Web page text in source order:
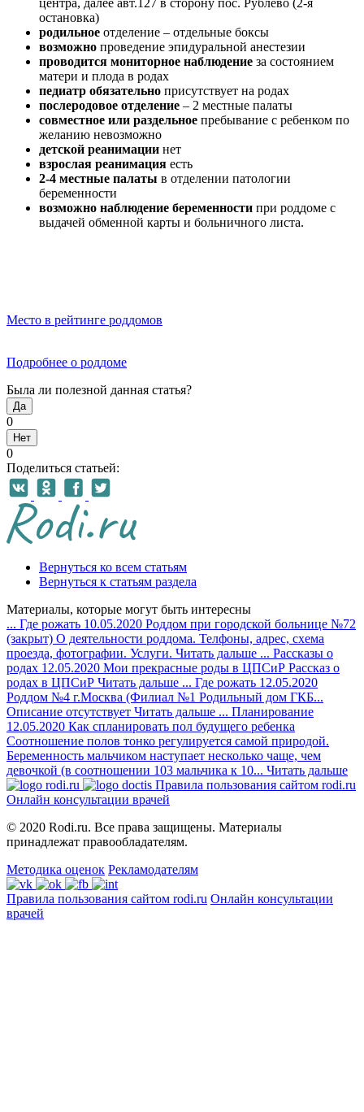
остановка)
родильное отделение – отдельные боксы
возможно проведение эпидуральной анестезии
проводится мониторное наблюдение за состоянием
матери и плода в родах
педиатр обязательно присутствует на родах
послеродовое отделение – 2 местные палаты
совместное или раздельное пребывание с ребенком по
желанию невозможно
детской реанимации нет
взрослая реанимация есть
2-4 местные палаты в отделении патологии
беременности
возможно наблюдение беременности при роддоме с
выдачей обменной карты и больничного листа.
Место в рейтинге роддомов
Подробнее о роддоме
Была ли полезной данная статья?
Да
0
Нет
0
Поделиться статьей:
Вернуться ко всем статьям
Вернуться к статьям раздела
Материалы, которые могут быть интересны
... Где рожать 10.05.2020 Роддом при городской больнице №72
(закрыт) О деятельности роддома. Телфоны, адрес, схема
проезда, фотографии. Услуги. Читать дальше ... Рассказы о
родах 12.05.2020 Мои прекрасные роды в ЦПСиР Рассказ о
родах в ЦПСиР Читать дальше ... Где рожать 12.05.2020
Роддом №4 г.Москва (Филиал №1 Родильный дом ГКБ...
Описание отсутствует Читать дальше ... Планирование
12.05.2020 Как спланировать пол будущего ребенка
Соотношение полов тонко регулируется самой природой.
Беременность мальчиком наступает несколько чаще, чем
девочкой (в соотношении 103 мальчика к 10... Читать дальше
Правила пользования сайтом rodi.ru
Онлайн консультации врачей
© 2020 Rodi.ru. Все права защищены. Материалы
принадлежат правообладателям.
Методика оценок Рекламодателям
Правила пользования сайтом rodi.ru Онлайн консультации
врачей